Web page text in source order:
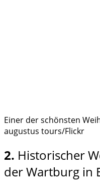
Einer der schönsten
augustus tours/Flickr
2. Historischer
der Wartburg in